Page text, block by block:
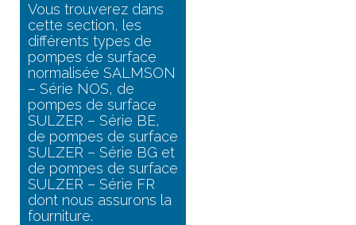
Vous trouverez dans
cette section, les
différents types de
pompes de surface
normalisée SALMSON
– Série NOS, de
pompes de surface
SULZER – Série BE,
de pompes de surface
SULZER – Série BG et
de pompes de surface
SULZER – Série FR
dont nous assurons la
fourniture.